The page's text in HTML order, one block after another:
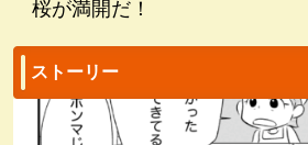
桜が満開だ！
ストーリー